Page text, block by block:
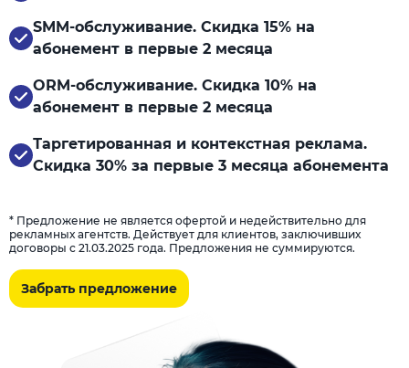
SMM-обслуживание. Скидка 15% на
абонемент в первые 2 месяца
ORM-обслуживание. Скидка 10% на
абонемент в первые 2 месяца
Таргетированная и контекстная реклама.
Скидка 30% за первые 3 месяца абонемента
* Предложение не является офертой и недействительно для
рекламных агентств. Действует для клиентов, заключивших
договоры с 21.03.2025 года. Предложения не суммируются.
Забрать предложение